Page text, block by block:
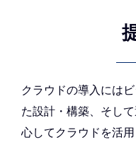
クラウドの導入には
た設計・構築、そし
心してクラウドを活